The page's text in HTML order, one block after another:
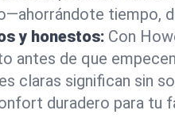
tiempo,
y honestos: Con
antes de que
claras significan sin
duradero para tu